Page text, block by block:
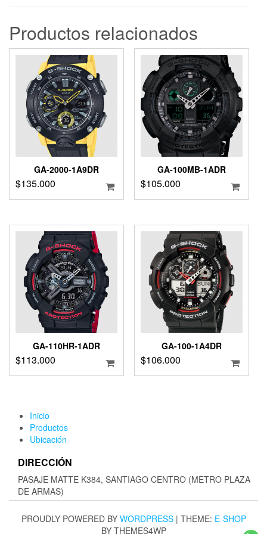
Productos relacionados
GA-2000-1A9DR
$135.000
GA-100MB-1ADR
$105.000
GA-110HR-1ADR
$113.000
GA-100-1A4DR
$106.000
Inicio
Productos
Ubicación
DIRECCIÓN
PASAJE MATTE K384, SANTIAGO CENTRO (METRO PLAZA
DE ARMAS)
PROUDLY POWERED BY WORDPRESS | THEME: E-SHOP
BY THEMES4WP